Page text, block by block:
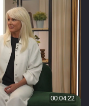
00:04:22